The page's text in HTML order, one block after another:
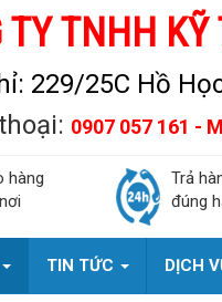
TY TNHH
229/25C Hồ
0907 057 161 -
hàng
Trả
đúng
TIN TỨC DỊCH